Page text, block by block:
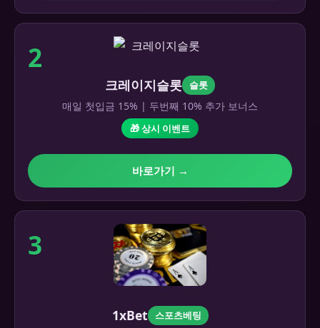
2
크레이지슬롯 슬롯
매일 첫입금 15% | 두번째 10% 추가 보너스
🎁 상시 이벤트
바로가기 →
3
1xBet 스포츠베팅